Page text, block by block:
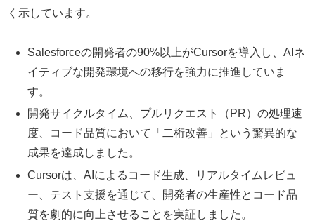
く示しています。
Salesforceの開発者の90%以上がCursorを導入し、AIネ
イティブな開発環境への移行を強力に推進していま
す。
開発サイクルタイム、プルリクエスト（PR）の処理速
度、コード品質において「二桁改善」という驚異的な
成果を達成しました。
Cursorは、AIによるコード生成、リアルタイムレビュ
ー、テスト支援を通じて、開発者の生産性とコード品
質を劇的に向上させることを実証しました。